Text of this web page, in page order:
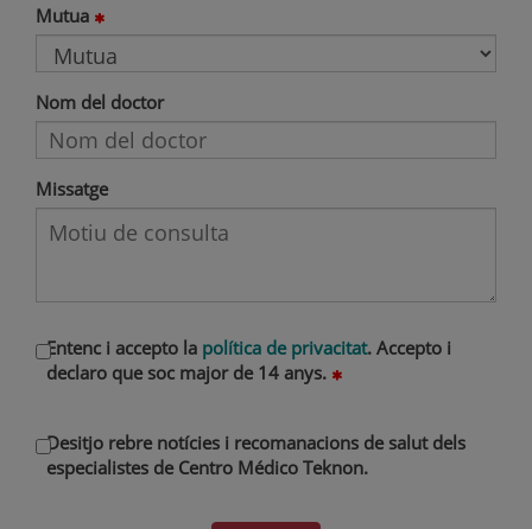
Mutua
Nom del doctor
Missatge
Entenc i accepto la política de privacitat. Accepto i
declaro que soc major de 14 anys.
Desitjo rebre notícies i recomanacions de salut dels
especialistes de Centro Médico Teknon.